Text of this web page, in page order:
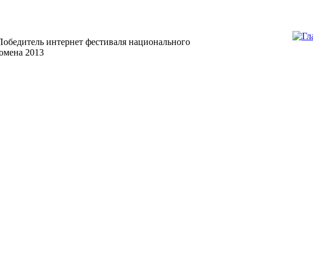
интернет фестиваля национального
2013